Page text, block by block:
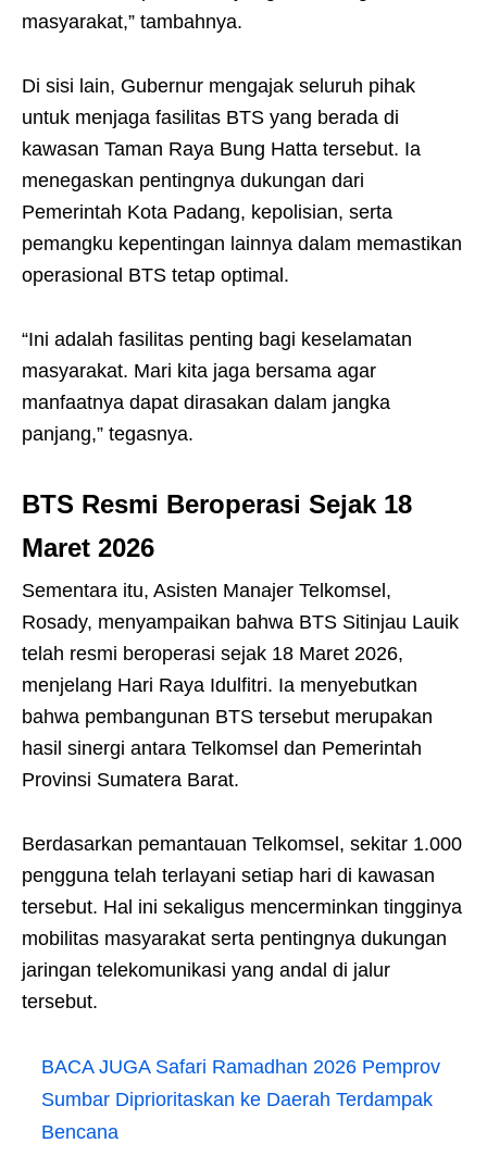
masyarakat,” tambahnya.
Di sisi lain, Gubernur mengajak seluruh pihak
untuk menjaga fasilitas BTS yang berada di
kawasan Taman Raya Bung Hatta tersebut. Ia
menegaskan pentingnya dukungan dari
Pemerintah Kota Padang, kepolisian, serta
pemangku kepentingan lainnya dalam memastikan
operasional BTS tetap optimal.
“Ini adalah fasilitas penting bagi keselamatan
masyarakat. Mari kita jaga bersama agar
manfaatnya dapat dirasakan dalam jangka
panjang,” tegasnya.
BTS Resmi Beroperasi Sejak 18
Maret 2026
Sementara itu, Asisten Manajer Telkomsel,
Rosady, menyampaikan bahwa BTS Sitinjau Lauik
telah resmi beroperasi sejak 18 Maret 2026,
menjelang Hari Raya Idulfitri. Ia menyebutkan
bahwa pembangunan BTS tersebut merupakan
hasil sinergi antara Telkomsel dan Pemerintah
Provinsi Sumatera Barat.
Berdasarkan pemantauan Telkomsel, sekitar 1.000
pengguna telah terlayani setiap hari di kawasan
tersebut. Hal ini sekaligus mencerminkan tingginya
mobilitas masyarakat serta pentingnya dukungan
jaringan telekomunikasi yang andal di jalur
tersebut.
BACA JUGA Safari Ramadhan 2026 Pemprov
Sumbar Diprioritaskan ke Daerah Terdampak
Bencana